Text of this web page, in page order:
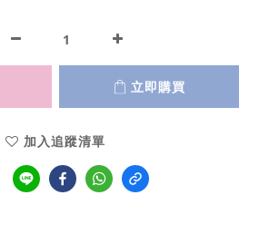
立即購買
加入追蹤清單